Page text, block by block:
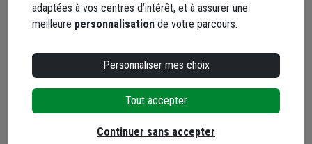
Le 15/06/2025
Par Kevin C., MONTLUCON
En complément
adaptées à vos centres d’intérêt, et à assurer une
meilleure personnalisation de votre parcours.
Personnaliser mes choix
Tout accepter
Continuer sans accepter